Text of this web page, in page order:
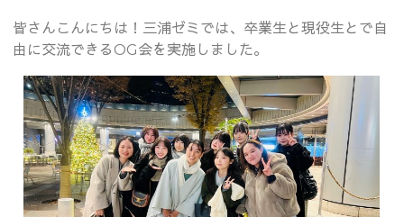
皆さんこんにちは！三浦ゼミでは、卒業生と現役生とで自
由に交流できるOG会を実施しました。